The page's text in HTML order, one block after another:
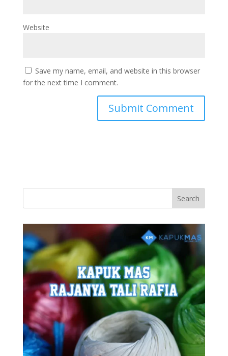
Website
Save my name, email, and website in this browser
for the next time I comment.